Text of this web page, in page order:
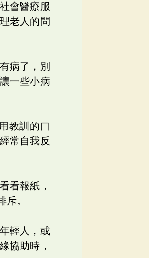
會醫療服
老人的問
病了，別
一些小病
教訓的口
常自我反
看報紙，
。
輕人，或
協助時，